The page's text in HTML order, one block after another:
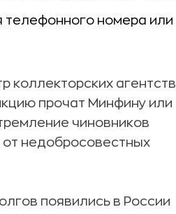
телефонного номера или
коллекторских
прочат Минфину или
чиновников
от недобросовестных
появились в России